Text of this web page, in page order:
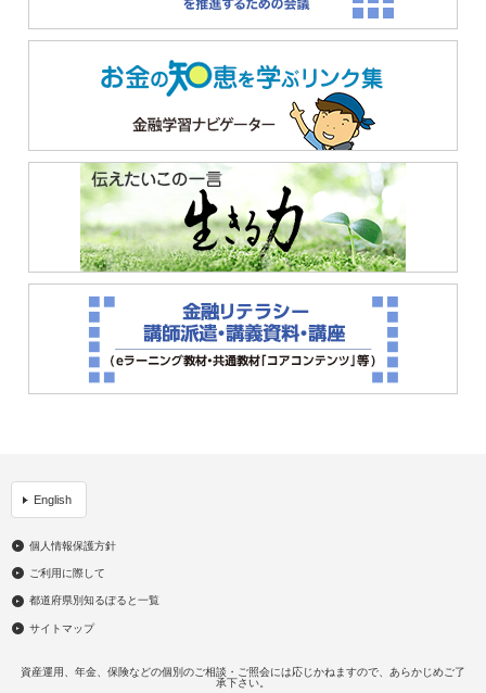
English
個人情報保護方針
ご利用に際して
都道府県別知るぽると一覧
サイトマップ
資産運用、年金、保険などの個別のご相談・ご照会には応じかねますので、あらかじめご了
承下さい。